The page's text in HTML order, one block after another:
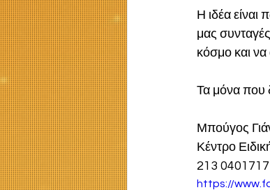
Η ιδέα είναι
μας
κόσμο και
Τα μόνα που
Μπούγος
Κέντρο
213 0401717
https://